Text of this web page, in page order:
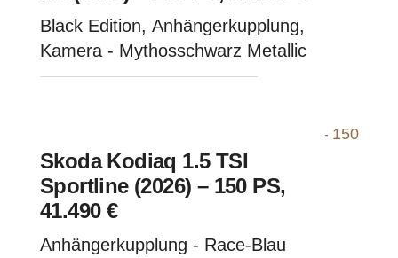
Black Edition, Anhängerkupplung,
Kamera - Mythosschwarz Metallic
Skoda Kodiaq 1.5 TSI
Sportline (2026) – 150 PS,
41.490 €
Anhängerkupplung - Race-Blau